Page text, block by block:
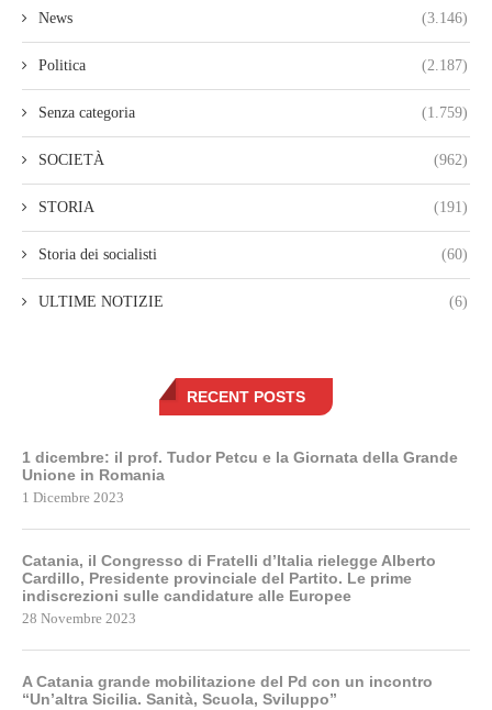
News (3.146)
Politica (2.187)
Senza categoria (1.759)
SOCIETÀ (962)
STORIA (191)
Storia dei socialisti (60)
ULTIME NOTIZIE (6)
RECENT POSTS
1 dicembre: il prof. Tudor Petcu e la Giornata della Grande
Unione in Romania
1 Dicembre 2023
Catania, il Congresso di Fratelli d’Italia rielegge Alberto
Cardillo, Presidente provinciale del Partito. Le prime
indiscrezioni sulle candidature alle Europee
28 Novembre 2023
A Catania grande mobilitazione del Pd con un incontro
“Un’altra Sicilia. Sanità, Scuola, Sviluppo”